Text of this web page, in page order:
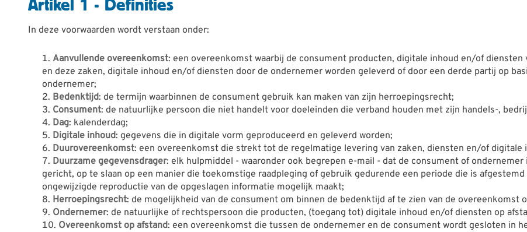
Artikel 1 - Definities
In deze voorwaarden wordt verstaan onder:
Aanvullende overeenkomst: een overeenkomst waarbij de consument producten, digitale inhoud en/of
en deze zaken, digitale inhoud en/of diensten door de ondernemer worden geleverd of door een derde partij op
ondernemer;
Bedenktijd: de termijn waarbinnen de consument gebruik kan maken van zijn herroepingsrecht;
Consument: de natuurlijke persoon die niet handelt voor doeleinden die verband houden met zijn handels-,
Dag: kalenderdag;
Digitale inhoud: gegevens die in digitale vorm geproduceerd en geleverd worden;
Duurovereenkomst: een overeenkomst die strekt tot de regelmatige levering van zaken, diensten en/of digitale
Duurzame gegevensdrager: elk hulpmiddel - waaronder ook begrepen e-mail - dat de consument of
gericht, op te slaan op een manier die toekomstige raadpleging of gebruik gedurende een periode die is
ongewijzigde reproductie van de opgeslagen informatie mogelijk maakt;
Herroepingsrecht: de mogelijkheid van de consument om binnen de bedenktijd af te zien van de overeenkomst
Ondernemer: de natuurlijke of rechtspersoon die producten, (toegang tot) digitale inhoud en/of diensten op
Overeenkomst op afstand: een overeenkomst die tussen de ondernemer en de consument wordt gesloten in